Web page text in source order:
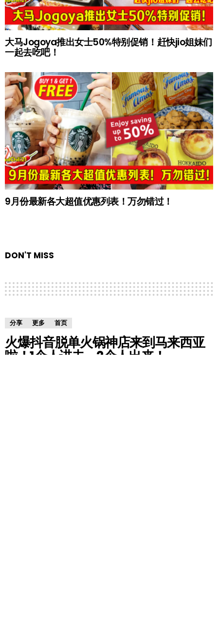
大马Jogoya推出女士50%特别促销！赶快jio姐妹们
一起去吃吧！
9月份最新各大超值优惠列表！万勿错过！
DON'T MISS
分享 更多 首页
火爆抖音脱单火锅神店来到马来西亚
啦！1个人进去，2个人出来！